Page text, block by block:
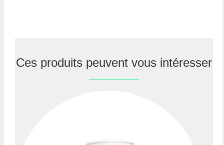
Ces produits peuvent vous intéresser